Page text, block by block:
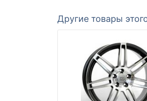
Другие товары